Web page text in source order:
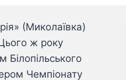
(Миколаївка)
ж року
Чемпіонату